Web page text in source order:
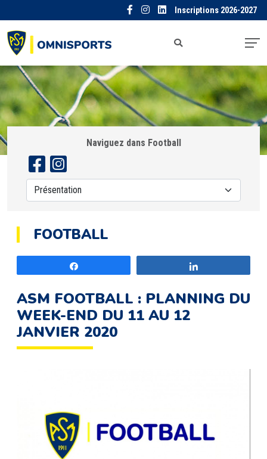
Inscriptions 2026-2027
Naviguez dans Football
FOOTBALL
ASM FOOTBALL : PLANNING DU
WEEK-END DU 11 AU 12
JANVIER 2020